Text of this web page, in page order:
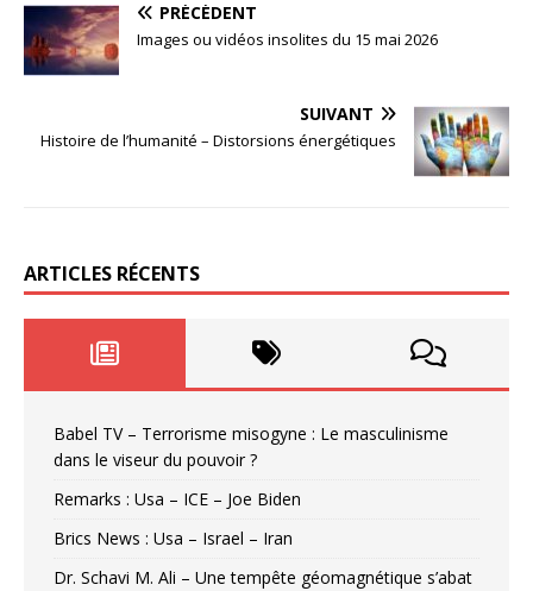
PRÉCÉDENT
Images ou vidéos insolites du 15 mai 2026
SUIVANT
Histoire de l’humanité – Distorsions énergétiques
ARTICLES RÉCENTS
Babel TV – Terrorisme misogyne : Le masculinisme
dans le viseur du pouvoir ?
Remarks : Usa – ICE – Joe Biden
Brics News : Usa – Israel – Iran
Dr. Schavi M. Ali – Une tempête géomagnétique s’abat